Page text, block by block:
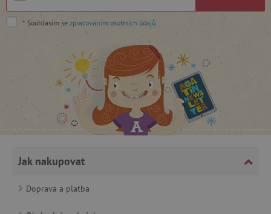
* Souhlasím se zpracováním osobních údajů
Jak nakupovat
Doprava a platba
cjConsent .agatinsvet.cz